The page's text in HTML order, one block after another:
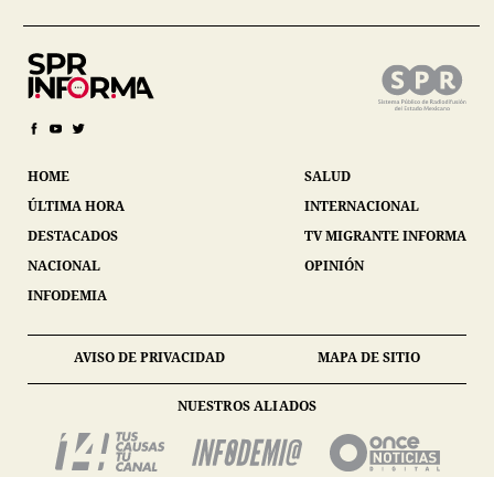
HOME
ÚLTIMA HORA
DESTACADOS
NACIONAL
INFODEMIA
SALUD
INTERNACIONAL
TV MIGRANTE INFORMA
OPINIÓN
AVISO DE PRIVACIDAD MAPA DE SITIO
NUESTROS ALIADOS